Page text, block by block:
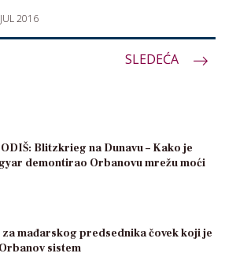
2016
PaginacijaSLEDEĆA
Blitzkrieg na Dunavu – Kako je
demontirao Orbanovu mrežu moći
mađarskog predsednika čovek koji je
sistem